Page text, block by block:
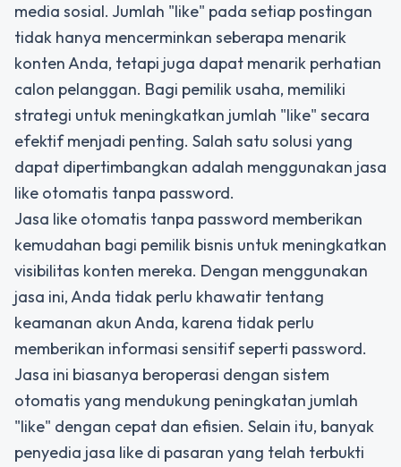
media sosial. Jumlah "like" pada setiap postingan
tidak hanya mencerminkan seberapa menarik
konten Anda, tetapi juga dapat menarik perhatian
calon pelanggan. Bagi pemilik usaha, memiliki
strategi untuk meningkatkan jumlah "like" secara
efektif menjadi penting. Salah satu solusi yang
dapat dipertimbangkan adalah menggunakan jasa
like otomatis tanpa password.
Jasa like otomatis tanpa password memberikan
kemudahan bagi pemilik bisnis untuk meningkatkan
visibilitas konten mereka. Dengan menggunakan
jasa ini, Anda tidak perlu khawatir tentang
keamanan akun Anda, karena tidak perlu
memberikan informasi sensitif seperti password.
Jasa ini biasanya beroperasi dengan sistem
otomatis yang mendukung peningkatan jumlah
"like" dengan cepat dan efisien. Selain itu, banyak
penyedia jasa like di pasaran yang telah terbukti